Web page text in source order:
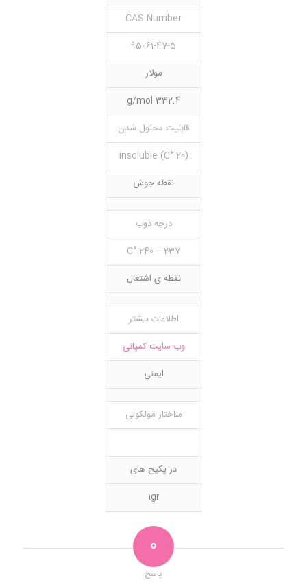
CAS Number
95061-47-5
مولار
332.4 g/mol
قابلیت محلول شدن
(20 °C) insoluble
نقطه جوش
درجه ذوب
237 – 240 °C
نقطه ی اشتعال
اطلاعات بیشتر
وب سایت کمپانی
ایمنی
ساختار مولکولی
در پکیج های
1gr
0
پاسخ